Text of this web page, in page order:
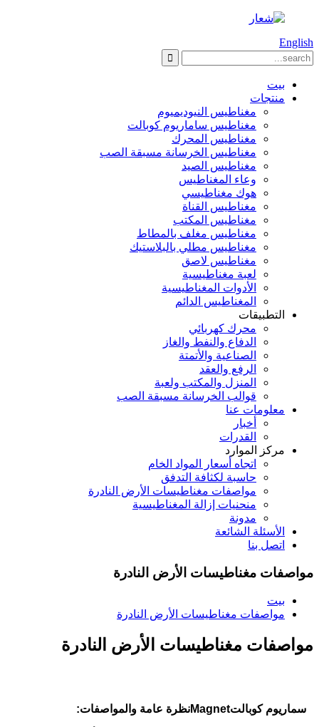
English
بيت
منتجات
مغناطيس النيوديميوم
مغناطيس ساماريوم كوبالت
مغناطيس المحرك
مغناطيس الخرسانة مسبقة الصب
مغناطيس الصيد
وعاء المغناطيس
هوك مغناطيسي
مغناطيس القناة
مغناطيس المكتب
مغناطيس مغلف بالمطاط
مغناطيس مطلي بالبلاستيك
مغناطيس لاصق
لعبة مغناطيسية
الأدوات المغناطيسية
المغناطيس الدائم
التطبيقات
محرك كهربائي
الدفاع والنفط والغاز
الصناعية والأتمتة
الرفع والعقد
المنزل والمكتب ولعبة
قوالب الخرسانة مسبقة الصب
معلومات عنا
أخبار
القدرات
مركز الموارد
اتجاه أسعار المواد الخام
حاسبة لكثافة التدفق
مواصفات مغناطيسات الأرض النادرة
منحنيات إزالة المغناطيسية
مدونة
الأسئلة الشائعة
اتصل بنا
مواصفات مغناطيسات الأرض النادرة
بيت
مواصفات مغناطيسات الأرض النادرة
مواصفات مغناطيسات الأرض النادرة
سماريوم كوبالت Magnet نظرة عامة والمواصفات: